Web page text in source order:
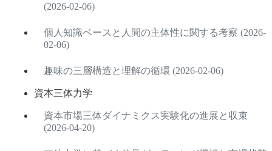
(2026-02-06)
個人知識ベースと人間の主体性に関する考察 (2026-
02-06)
趣味の三層構造と理解の循環 (2026-02-06)
資本三体力学
資本市場三体ダイナミクス実験化の進展と収束
(2026-04-20)